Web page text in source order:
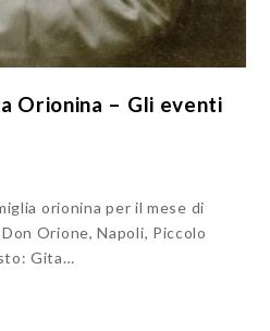
Orionina – Gli eventi
orionina per il mese di
Orione, Napoli, Piccolo
Gita…